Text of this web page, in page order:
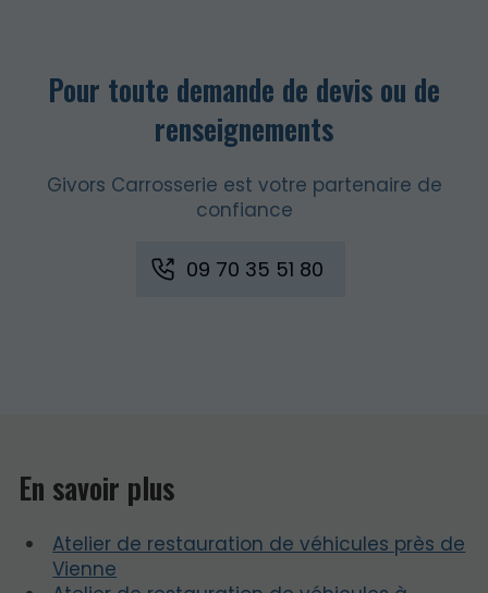
Pour toute demande de devis ou de
renseignements
Givors Carrosserie est votre partenaire de
confiance
09 70 35 51 80
En savoir plus
Atelier de restauration de véhicules près de
Vienne